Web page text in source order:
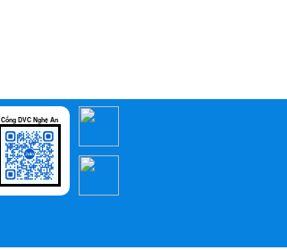
Cổng DVC Nghệ An